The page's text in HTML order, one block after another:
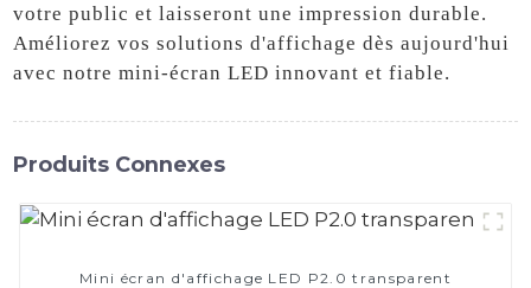
votre public et laisseront une impression durable.
Améliorez vos solutions d'affichage dès aujourd'hui
avec notre mini-écran LED innovant et fiable.
Produits Connexes
Mini écran d'affichage LED P2.0 transparent